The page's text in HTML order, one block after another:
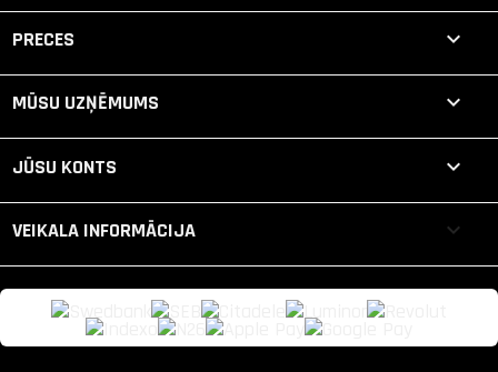
PRECES 
MŪSU UZŅĒMUMS 
JŪSU KONTS 
VEIKALA INFORMĀCIJA keyboard_arrow_down